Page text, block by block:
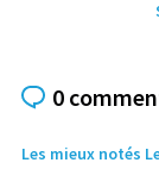
0
Les mieux notés